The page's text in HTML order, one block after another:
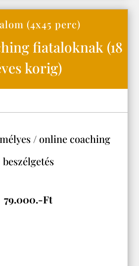
(4x45 perc)
fiataloknak (18
korig)
/ online coaching
beszélgetés
79.000.-Ft